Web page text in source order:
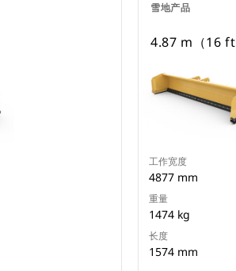
雪地产品
4.87 m（16
工作宽度
4877 mm
重量
1474 kg
长度
1574 mm